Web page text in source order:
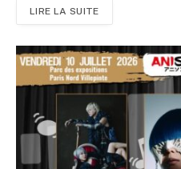
LIRE LA SUITE